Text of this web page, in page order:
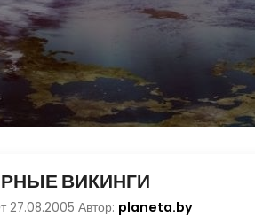
ВИКИНГИ
27.08.2005 Автор: planeta.by